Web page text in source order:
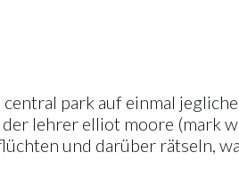
park auf einmal
lehrer elliot moore (mark
und darüber rätseln,